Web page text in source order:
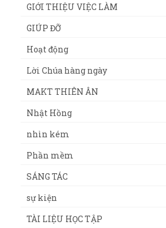
GIỚI THIỆU VIỆC LÀM
GIÚP ĐỠ
Hoạt động
Lời Chúa hàng ngày
MAKT THIÊN ÂN
Nhật Hồng
nhìn kém
Phần mềm
SÁNG TÁC
sự kiện
TÀI LIỆU HỌC TẬP